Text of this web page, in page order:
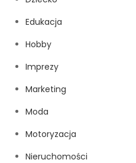
Edukacja
Hobby
Imprezy
Marketing
Moda
Motoryzacja
Nieruchomości